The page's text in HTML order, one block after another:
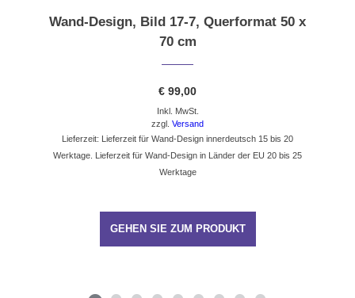
Wand-Design, Bild 17-7, Querformat 50 x
70 cm
€ 99,00
Inkl. MwSt.
zzgl.Versand
Lieferzeit: Lieferzeit für Wand-Design innerdeutsch 15 bis 20
Werktage. Lieferzeit für Wand-Design in Länder der EU 20 bis 25
Werktage
GEHEN SIE ZUM PRODUKT